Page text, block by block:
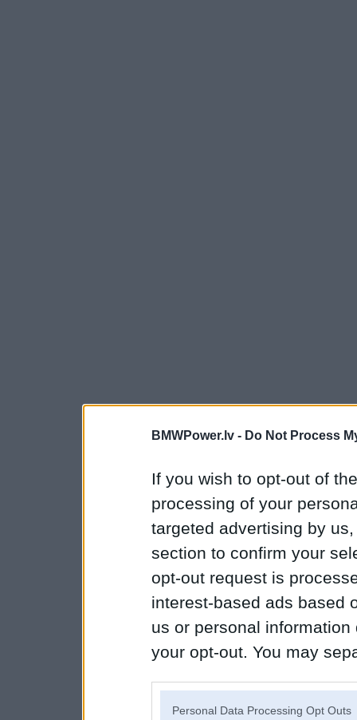
BMWPower.lv - Do Not Process
If you wish to opt-out of
processing of your
targeted advertising by
section to confirm your
opt-out request is
interest-based ads based
us or personal
your opt-out. You may
Personal Data Processing Opt Outs